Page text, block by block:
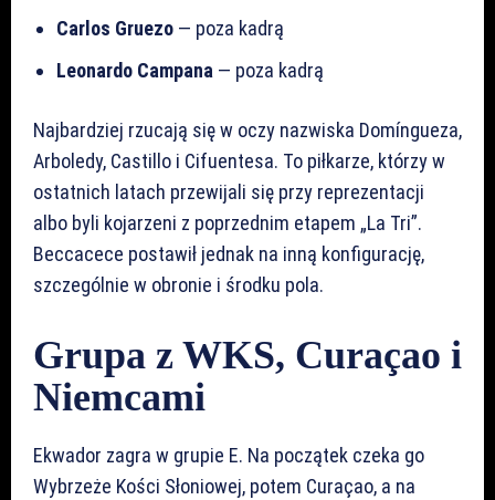
Carlos Gruezo — poza kadrą
Leonardo Campana — poza kadrą
Najbardziej rzucają się w oczy nazwiska Domíngueza,
Arboledy, Castillo i Cifuentesa. To piłkarze, którzy w
ostatnich latach przewijali się przy reprezentacji
albo byli kojarzeni z poprzednim etapem „La Tri”.
Beccacece postawił jednak na inną konfigurację,
szczególnie w obronie i środku pola.
Grupa z WKS, Curaçao i
Niemcami
Ekwador zagra w grupie E. Na początek czeka go
Wybrzeże Kości Słoniowej, potem Curaçao, a na